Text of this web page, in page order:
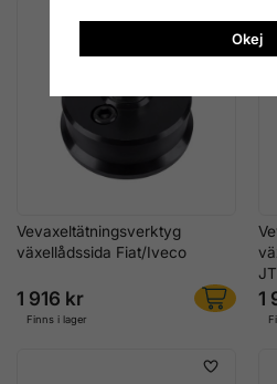
Vevaxeltätningsverktyg
växellådssida Fiat/Iveco
1 916 kr
Finns i lager
1
Okej